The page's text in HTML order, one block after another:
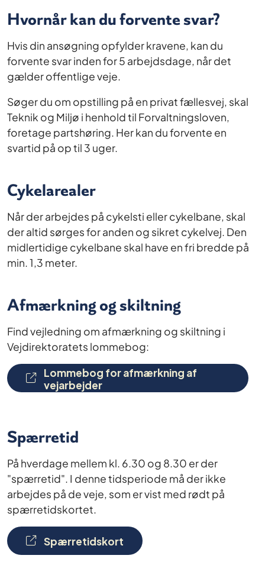
Hvornår kan du forvente svar?
Hvis din ansøgning opfylder kravene, kan du
forvente svar inden for 5 arbejdsdage, når det
gælder offentlige veje.
Søger du om opstilling på en privat fællesvej, skal
Teknik og Miljø i henhold til Forvaltningsloven,
foretage partshøring. Her kan du forvente en
svartid på op til 3 uger.
Cykelarealer
Når der arbejdes på cykelsti eller cykelbane, skal
der altid sørges for anden og sikret cykelvej. Den
midlertidige cykelbane skal have en fri bredde på
min. 1,3 meter.
Afmærkning og skiltning
Find vejledning om afmærkning og skiltning i
Vejdirektoratets lommebog:
Lommebog for afmærkning af
vejarbejder
Spærretid
På hverdage mellem kl. 6.30 og 8.30 er der
"spærretid". I denne tidsperiode må der ikke
arbejdes på de veje, som er vist med rødt på
spærretidskortet.
Spærretidskort